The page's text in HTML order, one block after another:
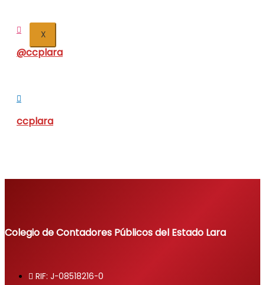
X
@ccplara
ccplara
Colegio de Contadores Públicos del Estado Lara
RIF: J-08518216-0